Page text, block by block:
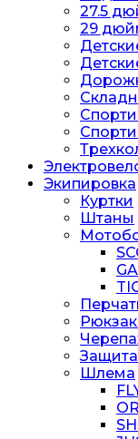
27.5
29
Экипировка
Куртки
Штаны
Шлема